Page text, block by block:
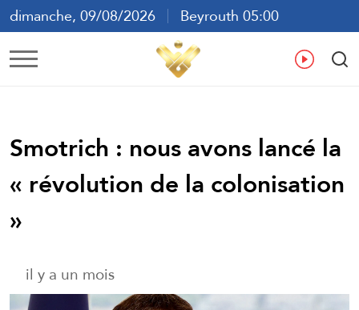
dimanche, 09/08/2026
Beyrouth 05:00
ع
Smotrich : nous avons lancé la
« révolution de la colonisation
»
il y a un mois